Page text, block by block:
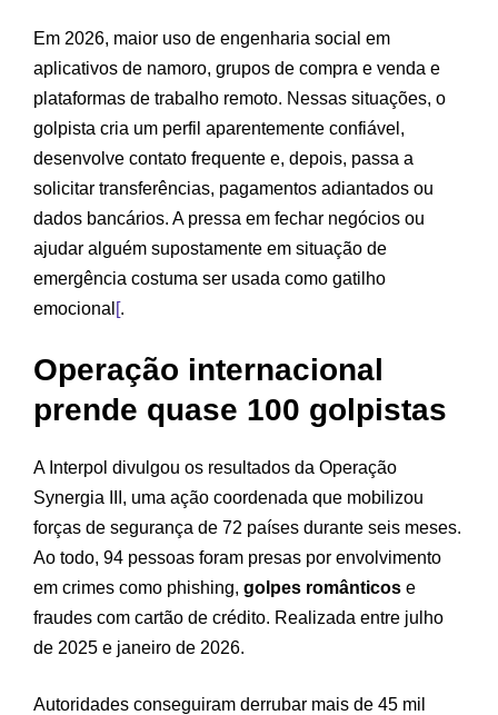
Em 2026, maior uso de engenharia social em
aplicativos de namoro, grupos de compra e venda e
plataformas de trabalho remoto. Nessas situações, o
golpista cria um perfil aparentemente confiável,
desenvolve contato frequente e, depois, passa a
solicitar transferências, pagamentos adiantados ou
dados bancários. A pressa em fechar negócios ou
ajudar alguém supostamente em situação de
emergência costuma ser usada como gatilho
emocional [.
Operação internacional
prende quase 100 golpistas
A Interpol divulgou os resultados da Operação
Synergia III, uma ação coordenada que mobilizou
forças de segurança de 72 países durante seis meses.
Ao todo, 94 pessoas foram presas por envolvimento
em crimes como phishing, golpes românticos e
fraudes com cartão de crédito. Realizada entre julho
de 2025 e janeiro de 2026.
Autoridades conseguiram derrubar mais de 45 mil